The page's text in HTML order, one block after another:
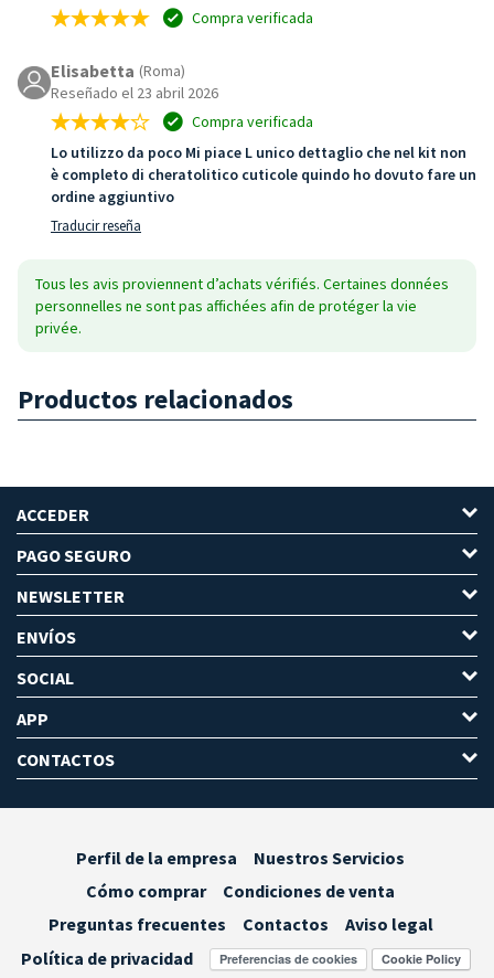
Compra verificada
Elisabetta (Roma)
Reseñado el 23 abril 2026
Compra verificada
Lo utilizzo da poco Mi piace L unico dettaglio che nel kit non
è completo di cheratolitico cuticole quindo ho dovuto fare un
ordine aggiuntivo
Traducir reseña
Tous les avis proviennent d’achats vérifiés. Certaines données
personnelles ne sont pas affichées afin de protéger la vie
privée.
Productos relacionados
ACCEDER
PAGO SEGURO
NEWSLETTER
ENVÍOS
SOCIAL
APP
CONTACTOS
Perfil de la empresa
Nuestros Servicios
Cómo comprar
Condiciones de venta
Preguntas frecuentes
Contactos
Aviso legal
Política de privacidad
Preferencias de cookies